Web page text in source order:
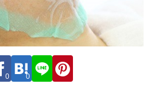
0 0